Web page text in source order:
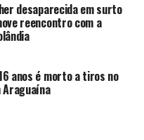
desaparecida em surto
reencontro com a
anos é morto a tiros no
Araguaína